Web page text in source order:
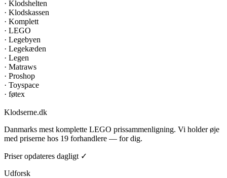
· Klodshelten
· Klodskassen
· Komplett
· LEGO
· Legebyen
· Legekæden
· Legen
· Matraws
· Proshop
· Toyspace
· føtex
Klodserne.dk
Danmarks mest komplette LEGO prissammenligning. Vi holder øje
med priserne hos 19 forhandlere — for dig.
Priser opdateres dagligt ✓
Udforsk